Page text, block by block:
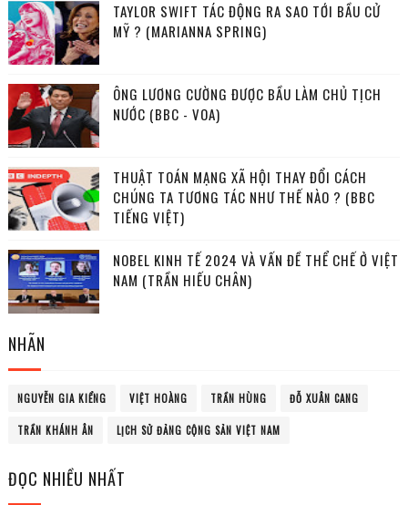
TAYLOR SWIFT TÁC ĐỘNG RA SAO TỚI BẦU CỬ
MỸ ? (MARIANNA SPRING)
ÔNG LƯƠNG CƯỜNG ĐƯỢC BẦU LÀM CHỦ TỊCH
NƯỚC (BBC - VOA)
THUẬT TOÁN MẠNG XÃ HỘI THAY ĐỔI CÁCH
CHÚNG TA TƯƠNG TÁC NHƯ THẾ NÀO ? (BBC
TIẾNG VIỆT)
NOBEL KINH TẾ 2024 VÀ VẤN ĐỀ THỂ CHẾ Ở VIỆT
NAM (TRẦN HIẾU CHÂN)
NHÃN
NGUYỄN GIA KIỂNG VIỆT HOÀNG TRẦN HÙNG ĐỖ XUÂN CANG
TRẦN KHÁNH ÂN LỊCH SỬ ĐẢNG CỘNG SẢN VIỆT NAM
ĐỌC NHIỀU NHẤT